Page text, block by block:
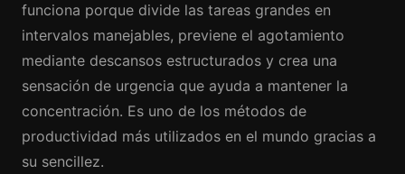
funciona porque divide las tareas grandes en
intervalos manejables, previene el agotamiento
mediante descansos estructurados y crea una
sensación de urgencia que ayuda a mantener la
concentración. Es uno de los métodos de
productividad más utilizados en el mundo gracias a
su sencillez.